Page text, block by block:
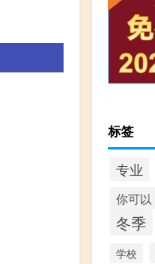
标签
专业
你可以
冬季
学校